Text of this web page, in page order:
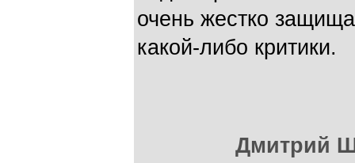
очень жестко
какой-либо критики.
Дмитрий